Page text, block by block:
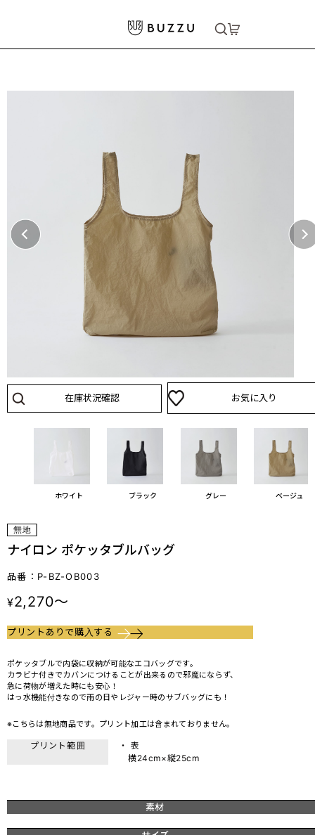
その他バッグ > ナイロン ポケッタブルバッグ
在庫状況確認 お気に入り
ホワイト ブラック グレー ベージュ
ナイロン ポケッタブルバッグ
品番：P-BZ-OB003
¥2,270～
プリントありで購入する
ポケッタブルで内袋に収納が可能なエコバッグです。
カラビナ付きでカバンにつけることが出来るので邪魔にならず、
急に荷物が増えた時にも安心！
はっ水機能付きなので雨の日やレジャー時のサブバッグにも！
※こちらは無地商品です。プリント加工は含まれておりません。
プリント範囲
・ 表
横24cm×縦25cm
素材